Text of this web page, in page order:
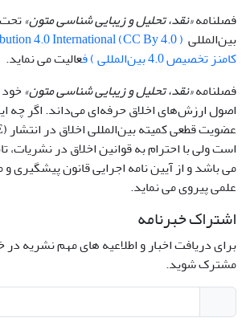
فصلنامه«نقد، تحلیل و زیبایی شناسی متون»
بین‌المللی
کامنز تخصیص 4.0 بین‌المللی ) ف
عالیت می نماید.
فصلنامه«نقد، تحلیل و زیبایی شناسی متون»
اصول ارزش‌های اخلاق حرفه‌ای می‌داند. اگر چه
می باشد و از آیین نامه اجرایی قانون پیشگیری و
علمی پیروی می نماید.
اشتراک خبرنامه
برای دریافت اخبار و اطلاعیه های مهم نشریه در
مشترک شوید.